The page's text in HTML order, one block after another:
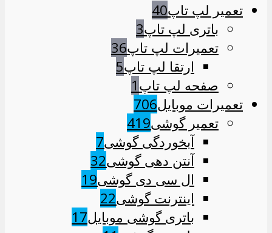
تعمیر لپ تاپ40
باتری لپ تاپ3
تعمیرات لپ تاپ36
ارتقا لپ تاپ5
صفحه لپ تاپ1
تعمیرات موبایل706
تعمیر گوشی419
آبخوردگی گوشی7
آنتن دهی گوشی32
ال سی دی گوشی19
اینترنت گوشی22
باتری گوشی موبایل17